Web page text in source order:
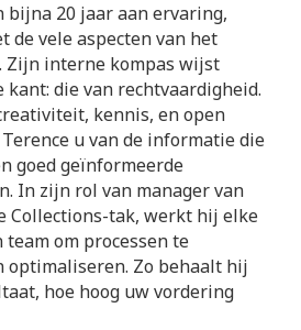
bijna 20 jaar aan ervaring,
de vele aspecten van het
Zijn interne kompas wijst
die van rechtvaardigheid.
kennis, en open
u van de informatie die
goed geïnformeerde
In zijn rol van manager van
Collections-tak, werkt hij elke
om processen te
optimaliseren. Zo behaalt hij
hoe hoog uw vordering